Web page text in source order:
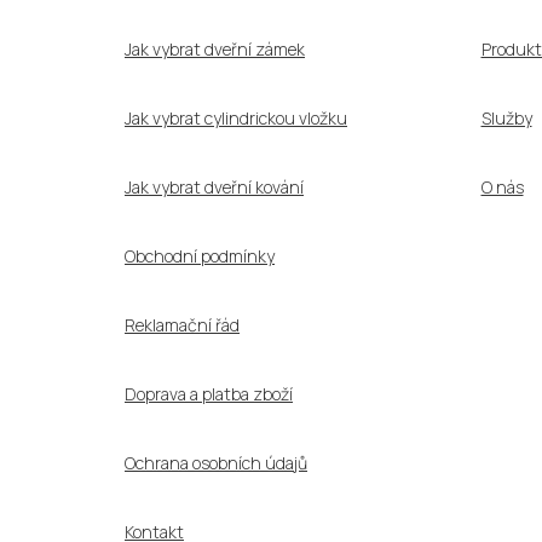
Jak vybrat dveřní zámek
Jak vybrat cylindrickou vložku
Jak vybrat dveřní kování
Obchodní podmínky
Reklamační řád
Doprava a platba zboží
Ochrana osobních údajů
Kontakt
Služby
O nás